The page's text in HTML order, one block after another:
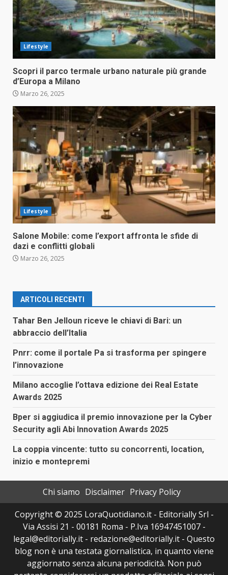
Lifestyle
Scopri il parco termale urbano naturale più grande
d’Europa a Milano
Marzo 26, 2025
Lifestyle
Salone Mobile: come l’export affronta le sfide di
dazi e conflitti globali
Marzo 26, 2025
ARTICOLI RECENTI
Tahar Ben Jelloun riceve le chiavi di Bari: un
abbraccio dell’Italia
Pnrr: come il portale Pa si trasforma per spingere
l’innovazione
Milano accoglie l’ottava edizione dei Real Estate
Awards 2025
Bper si aggiudica il premio innovazione per la Cyber
Security agli Abi Innovation Awards 2025
La coppia vincente: tutto su concorrenti, location,
inizio e montepremi
Chi siamo Disclaimer Privacy Policy
Copyright © 2025 LoraQuotidiano.it - Editorially Srl -
Via Assisi 21 - 00181 Roma - P.Iva 16947451007 -
legal@editorially.it - redazione@editorially.it - Questo
blog non è una testata giornalistica, in quanto viene
aggiornato senza alcuna periodicità. Non può